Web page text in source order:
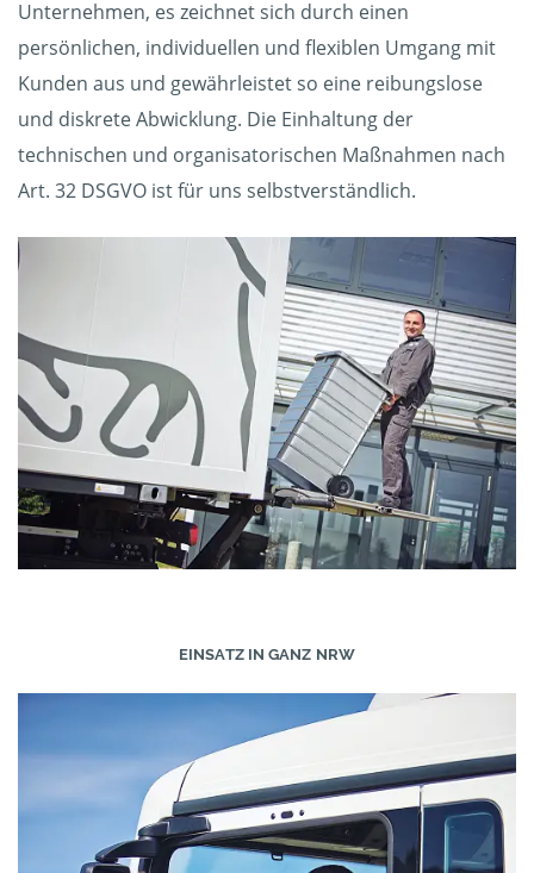
Unternehmen, es zeichnet sich durch einen
persönlichen, individuellen und flexiblen Umgang mit
Kunden aus und gewährleistet so eine reibungslose
und diskrete Abwicklung. Die Einhaltung der
technischen und organisatorischen Maßnahmen nach
Art. 32 DSGVO ist für uns selbstverständlich.
EINSATZ IN GANZ NRW